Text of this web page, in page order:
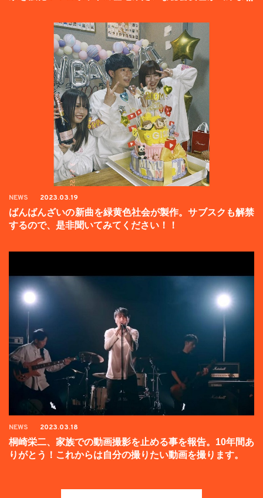
NEWS 2023.03.19
ばんばんざいの新曲を緑黄色社会が製作。サブスクも解禁
するので、是非聞いてみてください！！
NEWS 2023.03.18
桐崎栄二、家族での動画撮影を止める事を報告。10年間あ
りがとう！これからは自分の撮りたい動画を撮ります。